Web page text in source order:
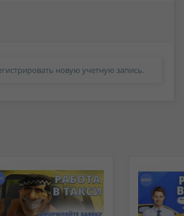
новую учетную запись.